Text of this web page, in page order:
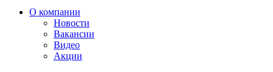
О компании
Новости
Вакансии
Видео
Акции